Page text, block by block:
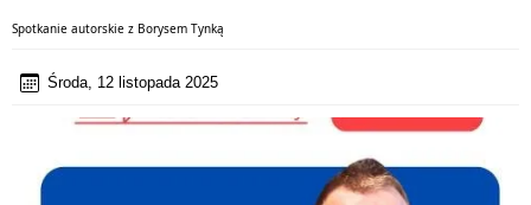
Spotkanie autorskie z Borysem Tynką
Środa, 12 listopada 2025